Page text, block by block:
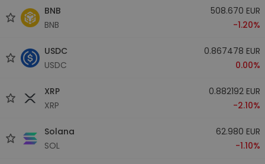
BNB
BNB
508.670 EUR
-1.20%
USDC
USDC
0.867478 EUR
0.00%
XRP
XRP
0.882192 EUR
-2.10%
Solana
SOL
62.980 EUR
-1.10%